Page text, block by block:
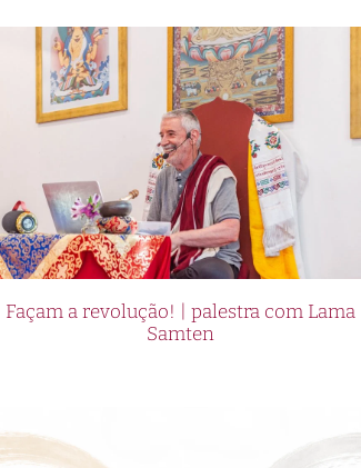
Façam a revolução! | palestra com Lama
Samten